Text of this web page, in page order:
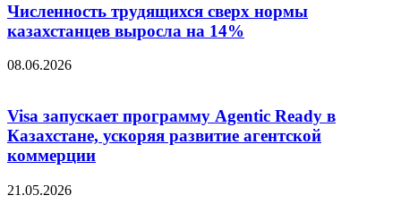
Численность трудящихся сверх нормы
казахстанцев выросла на 14%
08.06.2026
Visa запускает программу Agentic Ready в
Казахстане, ускоряя развитие агентской
коммерции
21.05.2026